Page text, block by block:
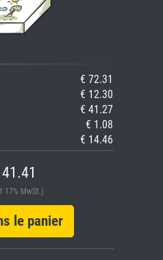
€ 72.31
€ 12.30
€ 41.27
€ 1.08
€ 14.46
17% MwSt.)
le panier